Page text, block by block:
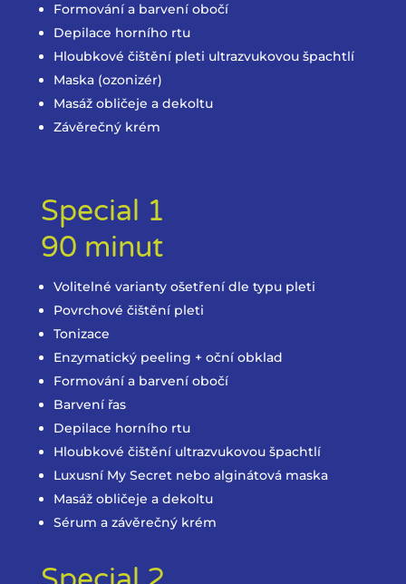
Formování a barvení obočí
Depilace horního rtu
Hloubkové čištění pleti ultrazvukovou špachtlí
Maska (ozonizér)
Masáž obličeje a dekoltu
Závěrečný krém
Special 1
90 minut
Volitelné varianty ošetření dle typu pleti
Povrchové čištění pleti
Tonizace
Enzymatický peeling + oční obklad
Formování a barvení obočí
Barvení řas
Depilace horního rtu
Hloubkové čištění ultrazvukovou špachtlí
Luxusní My Secret nebo alginátová maska
Masáž obličeje a dekoltu
Sérum a závěrečný krém